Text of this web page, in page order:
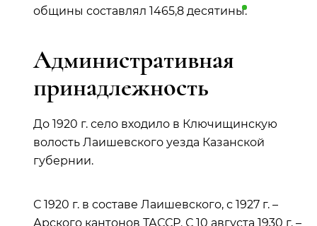
общины составлял 1465,8 десятины.
Административная
принадлежность
До 1920 г. село входило в Ключищинскую
волость Лаишевского уезда Казанской
губернии.
С 1920 г. в составе Лаишевского, с 1927 г. –
Арского кантонов ТАССР. С 10 августа 1930 г. –